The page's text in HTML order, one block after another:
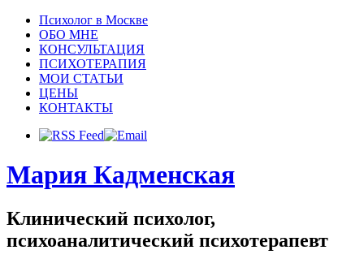
Психолог в Москве
ОБО МНЕ
КОНСУЛЬТАЦИЯ
ПСИХОТЕРАПИЯ
МОИ СТАТЬИ
ЦЕНЫ
КОНТАКТЫ
Мария Кадменская
Клинический психолог,
психоаналитический психотерапевт